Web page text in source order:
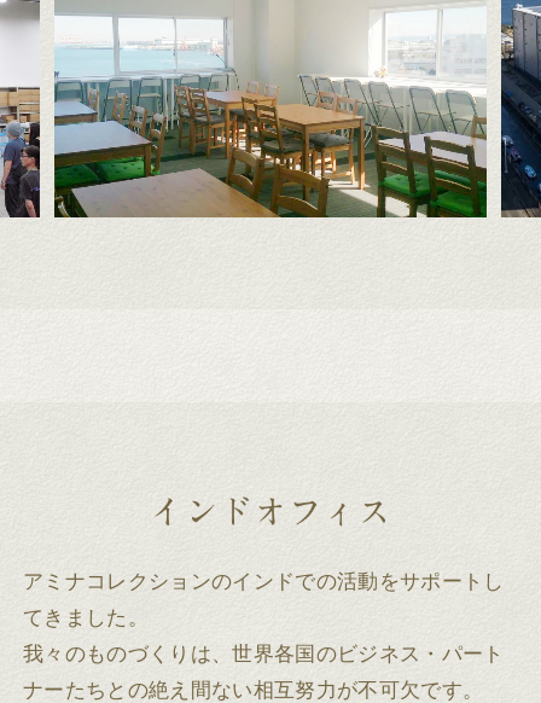
アミナコレクションのインドでの活動をサポートし
てきました。
我々のものづくりは、世界各国のビジネス・パート
ナーたちとの絶え間ない相互努力が不可欠です。